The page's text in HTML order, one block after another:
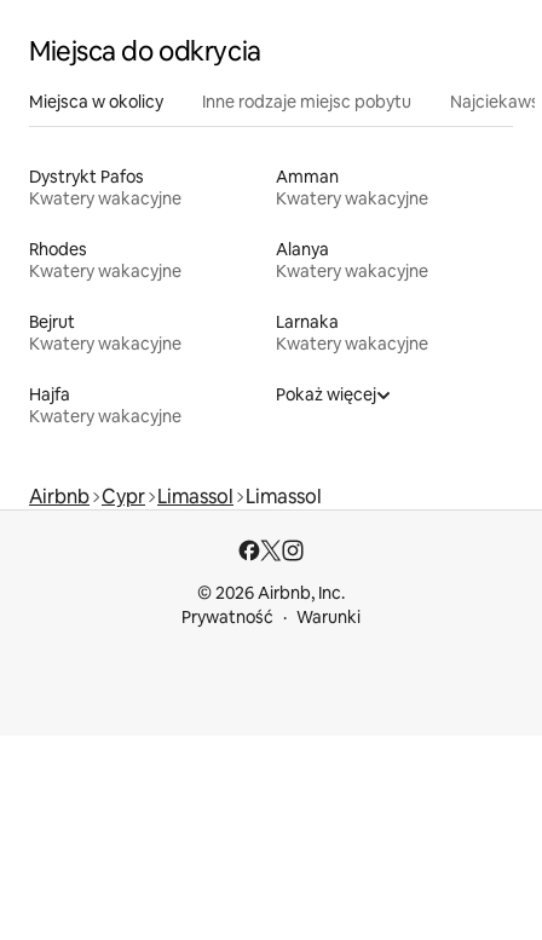
Miejsca do odkrycia
Miejsca w okolicy Inne rodzaje miejsc pobytu
Dystrykt Pafos
Kwatery wakacyjne
Amman
Kwatery wakacyjne
Rhodes
Kwatery wakacyjne
Alanya
Kwatery wakacyjne
Bejrut
Kwatery wakacyjne
Larnaka
Kwatery wakacyjne
Hajfa
Kwatery wakacyjne
Pokaż więcej
Airbnb Cypr Limassol Limassol
© 2026 Airbnb, Inc.
Prywatność
Warunki